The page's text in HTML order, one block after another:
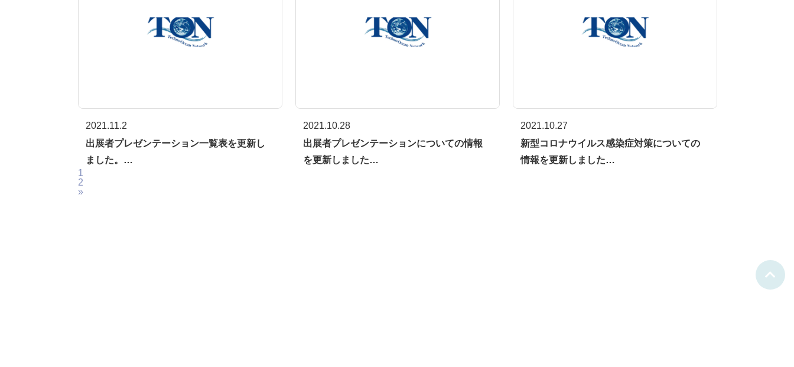
2021.11.2
出展者プレゼンテーション一覧表を更新し
ました。…
2021.10.28
出展者プレゼンテーションについての情報
を更新しました…
2021.10.27
新型コロナウイルス感染症対策についての
情報を更新しました…
1
2
»